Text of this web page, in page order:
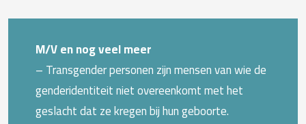
M/V en nog veel meer
– Transgender personen zijn mensen van wie de
genderidentiteit niet overeenkomt met het
geslacht dat ze kregen bij hun geboorte.